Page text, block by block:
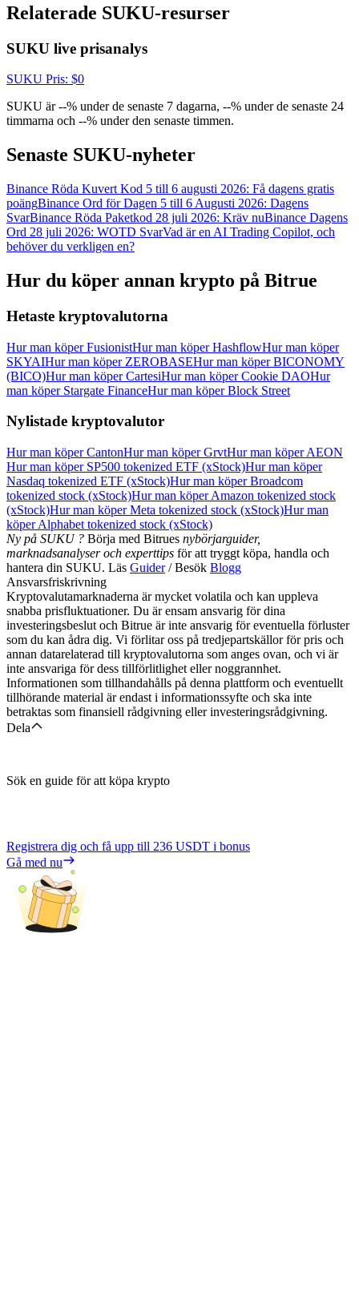
New Listing Futures Fest
Crypto World Cup 2026: Grand Finale
77,777+3k Rewards
Fler evenemang
Vinn priser och exklusiva belöningar
Belöningscenter
Logga inBli Medlem
Relaterade SUKU-resurser
SUKU live prisanalys
SUKU Pris: $0
SUKU är --% under de senaste 7 dagarna, --% under de senaste 24
timmarna och --% under den senaste timmen.
Senaste SUKU-nyheter
Binance Röda Kuvert Kod 5 till 6 augusti 2026: Få dagens gratis
poängBinance Ord för Dagen 5 till 6 Augusti 2026: Dagens
SvarBinance Röda Paketkod 28 juli 2026: Kräv nuBinance Dagens
Ord 28 juli 2026: WOTD SvarVad är en AI Trading Copilot, och
behöver du verkligen en?
Hur du köper annan krypto på Bitrue
Hetaste kryptovalutorna
Hur man köper FusionistHur man köper HashflowHur man köper
SKYAIHur man köper ZEROBASEHur man köper BICONOMY
(BICO)Hur man köper CartesiHur man köper Cookie DAOHur
man köper Stargate FinanceHur man köper Block Street
Nylistade kryptovalutor
Hur man köper CantonHur man köper GrvtHur man köper AEON
Hur man köper SP500 tokenized ETF (xStock)Hur man köper
Nasdaq tokenized ETF (xStock)Hur man köper Broadcom
tokenized stock (xStock)Hur man köper Amazon tokenized stock
(xStock)Hur man köper Meta tokenized stock (xStock)Hur man
köper Alphabet tokenized stock (xStock)
Ny på SUKU ? Börja med Bitrues nybörjarguider,
marknadsanalyser och experttips för att tryggt köpa, handla och
hantera din SUKU. Läs Guider/ Besök Blogg
Ansvarsfriskrivning
Kryptovalutamarknaderna är mycket volatila och kan uppleva
snabba prisfluktuationer. Du är ensam ansvarig för dina
investeringsbeslut och Bitrue är inte ansvarig för eventuella förluster
som du kan ådra dig. Vi förlitar oss på tredjepartskällor för pris och
annan datarelaterad till kryptovalutorna som anges ovan, och vi är
inte ansvariga för dess tillförlitlighet eller noggrannhet.
Informationen som tillhandahålls på denna plattform och eventuellt
tillhörande material är endast i informationssyfte och ska inte
betraktas som finansiell rådgivning eller investeringsrådgivning.
Dela
Sök en guide för att köpa krypto
Registrera dig och få upp till 236 USDT i bonus
Gå med nu